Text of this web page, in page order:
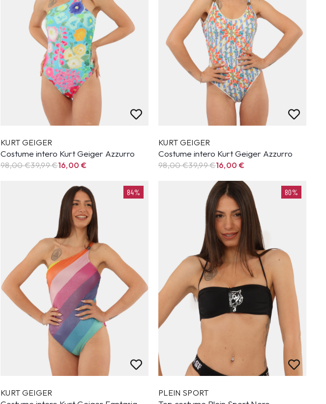
KURT GEIGER
Costume intero Kurt Geiger Azzurro
98,00 €39,99€16,00 €
KURT GEIGER
Costume intero Kurt Geiger Azzurro
98,00 €39,99€16,00 €
84%
KURT GEIGER
80%
PLEIN SPORT